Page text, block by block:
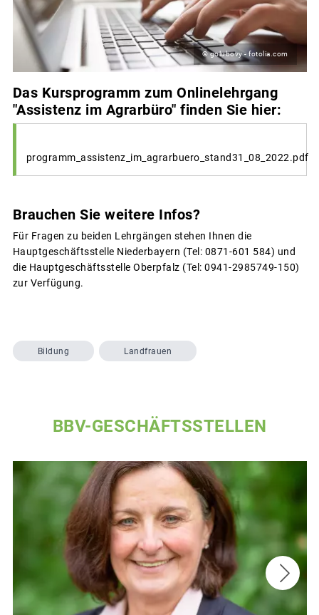
© golubovy - fotolia.com
Das Kursprogramm zum Onlinelehrgang
"Assistenz im Agrarbüro" finden Sie hier:
programm_assistenz_im_agrarbuero_stand31_08_2022.pdf
Brauchen Sie weitere Infos?
Für Fragen zu beiden Lehrgängen stehen Ihnen die
Hauptgeschäftsstelle Niederbayern (Tel: 0871-601 584) und
die Hauptgeschäftsstelle Oberpfalz (Tel: 0941-2985749-150)
zur Verfügung.
Bildung Landfrauen
BBV-GESCHÄFTSSTELLEN